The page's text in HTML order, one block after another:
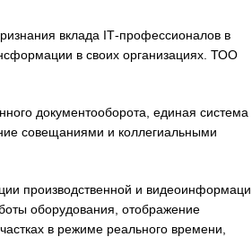
вклада IТ-профессионалов в
в своих организациях. ТОО
документооборота, единая система
совещаниями и коллегиальными
производственной и
оборудования, отображение
в режиме реального времени,